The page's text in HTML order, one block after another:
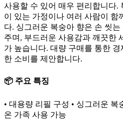
사용할 수 있어 매우 편리합니다.
이 있는 가정이나 여러 사람이 함
다. 싱그러운 복숭아 향은 손 씻
주며, 부드러운 사용감과 깨끗한
가 높습니다. 대량 구매를 통한
한 소비를 제안합니다.
📦 주요 특징
• 대용량 리필 구성 • 싱그러운 복
온 가족 사용 가능